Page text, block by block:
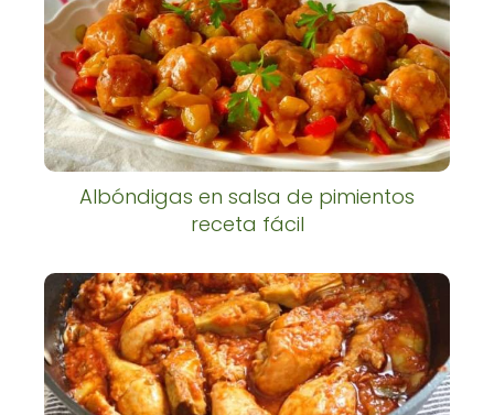
Albóndigas en salsa de pimientos
receta fácil